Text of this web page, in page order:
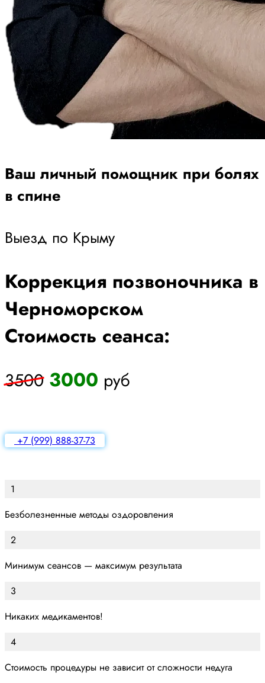
Ваш личный помощник при болях
в спине
Выезд по Крыму
Коррекция позвоночника в
Черноморском
Стоимость сеанса:
3500 3000 руб
+7 (999) 888-37-73
1
Безболезненные методы оздоровления
2
Минимум сеансов — максимум результата
3
Никаких медикаментов!
4
Стоимость процедуры не зависит от сложности недуга